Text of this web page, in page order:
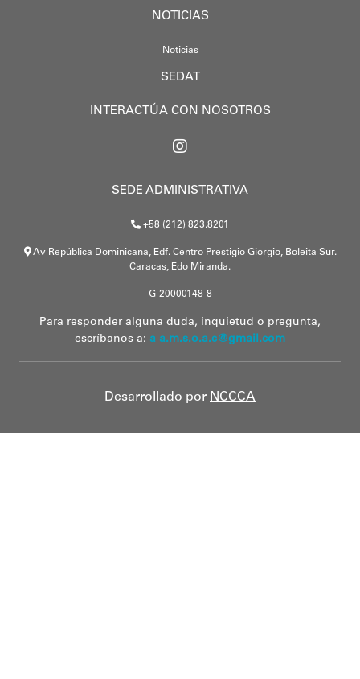
NOTICIAS
Noticias
SEDAT
INTERACTÚA CON NOSOTROS
SEDE ADMINISTRATIVA
+58 (212) 823.8201
Av República Dominicana, Edf. Centro Prestigio Giorgio, Boleita Sur.
Caracas, Edo Miranda.
G-20000148-8
Para responder alguna duda, inquietud o pregunta,
escríbanos a: a a.m.s.o.a.c@gmail.com
Desarrollado por NCCCA